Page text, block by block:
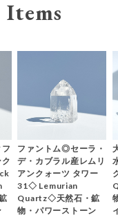
ファントム◎セーラ・
デ・カブラル産レムリ
アンクォーツ タワー
31◇ Lemurian
Quartz◇天然石・鉱
物・パワーストーン